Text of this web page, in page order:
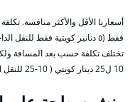
فقط (٥ دنانير كويتية فقط
10 ل25 دينار كويتي ( 10-25 للنقل الخارجي بين المحافظات)